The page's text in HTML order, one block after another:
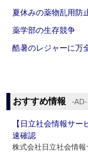
夏休みの薬物乱用防
薬学部の生存競争
酷暑のレジャーに万
おすすめ情報 ‐AD‐
【日立社会情報サ
速確認
株式会社日立社会情報